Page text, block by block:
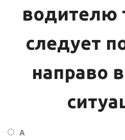
водителю
следует
направо
А